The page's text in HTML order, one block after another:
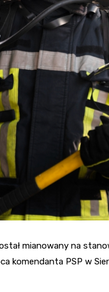
mianowany na
komendanta PSP w